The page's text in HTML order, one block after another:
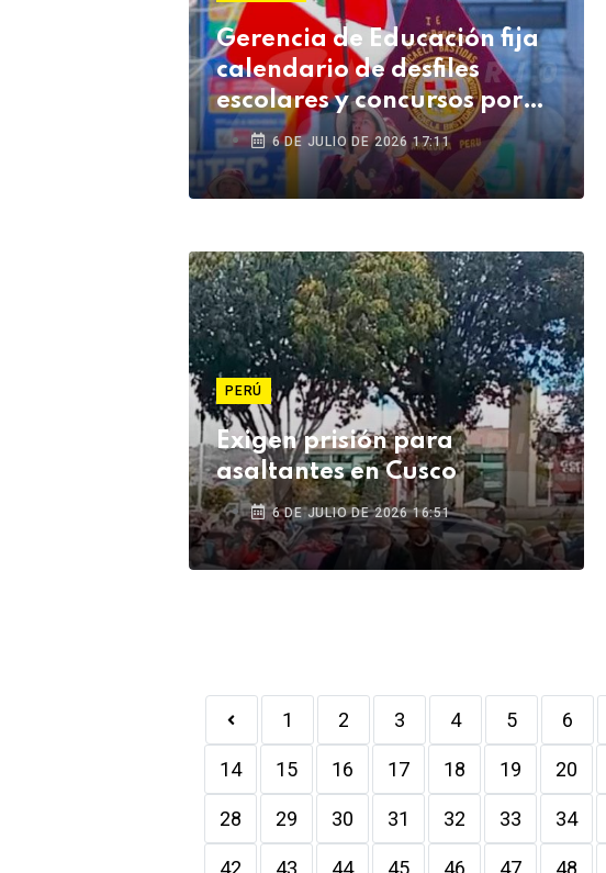
Gerencia de Educación fija
calendario de desfiles
escolares y concursos por
Fiestas Patrias
6 DE JULIO DE 2026 17:11
PERÚ
Exigen prisión para
asaltantes en Cusco
6 DE JULIO DE 2026 16:51
1 2 3 4 5 6
14 15 16 17 18 19 20
28 29 30 31 32 33 34
42 43 44 45 46 47 48